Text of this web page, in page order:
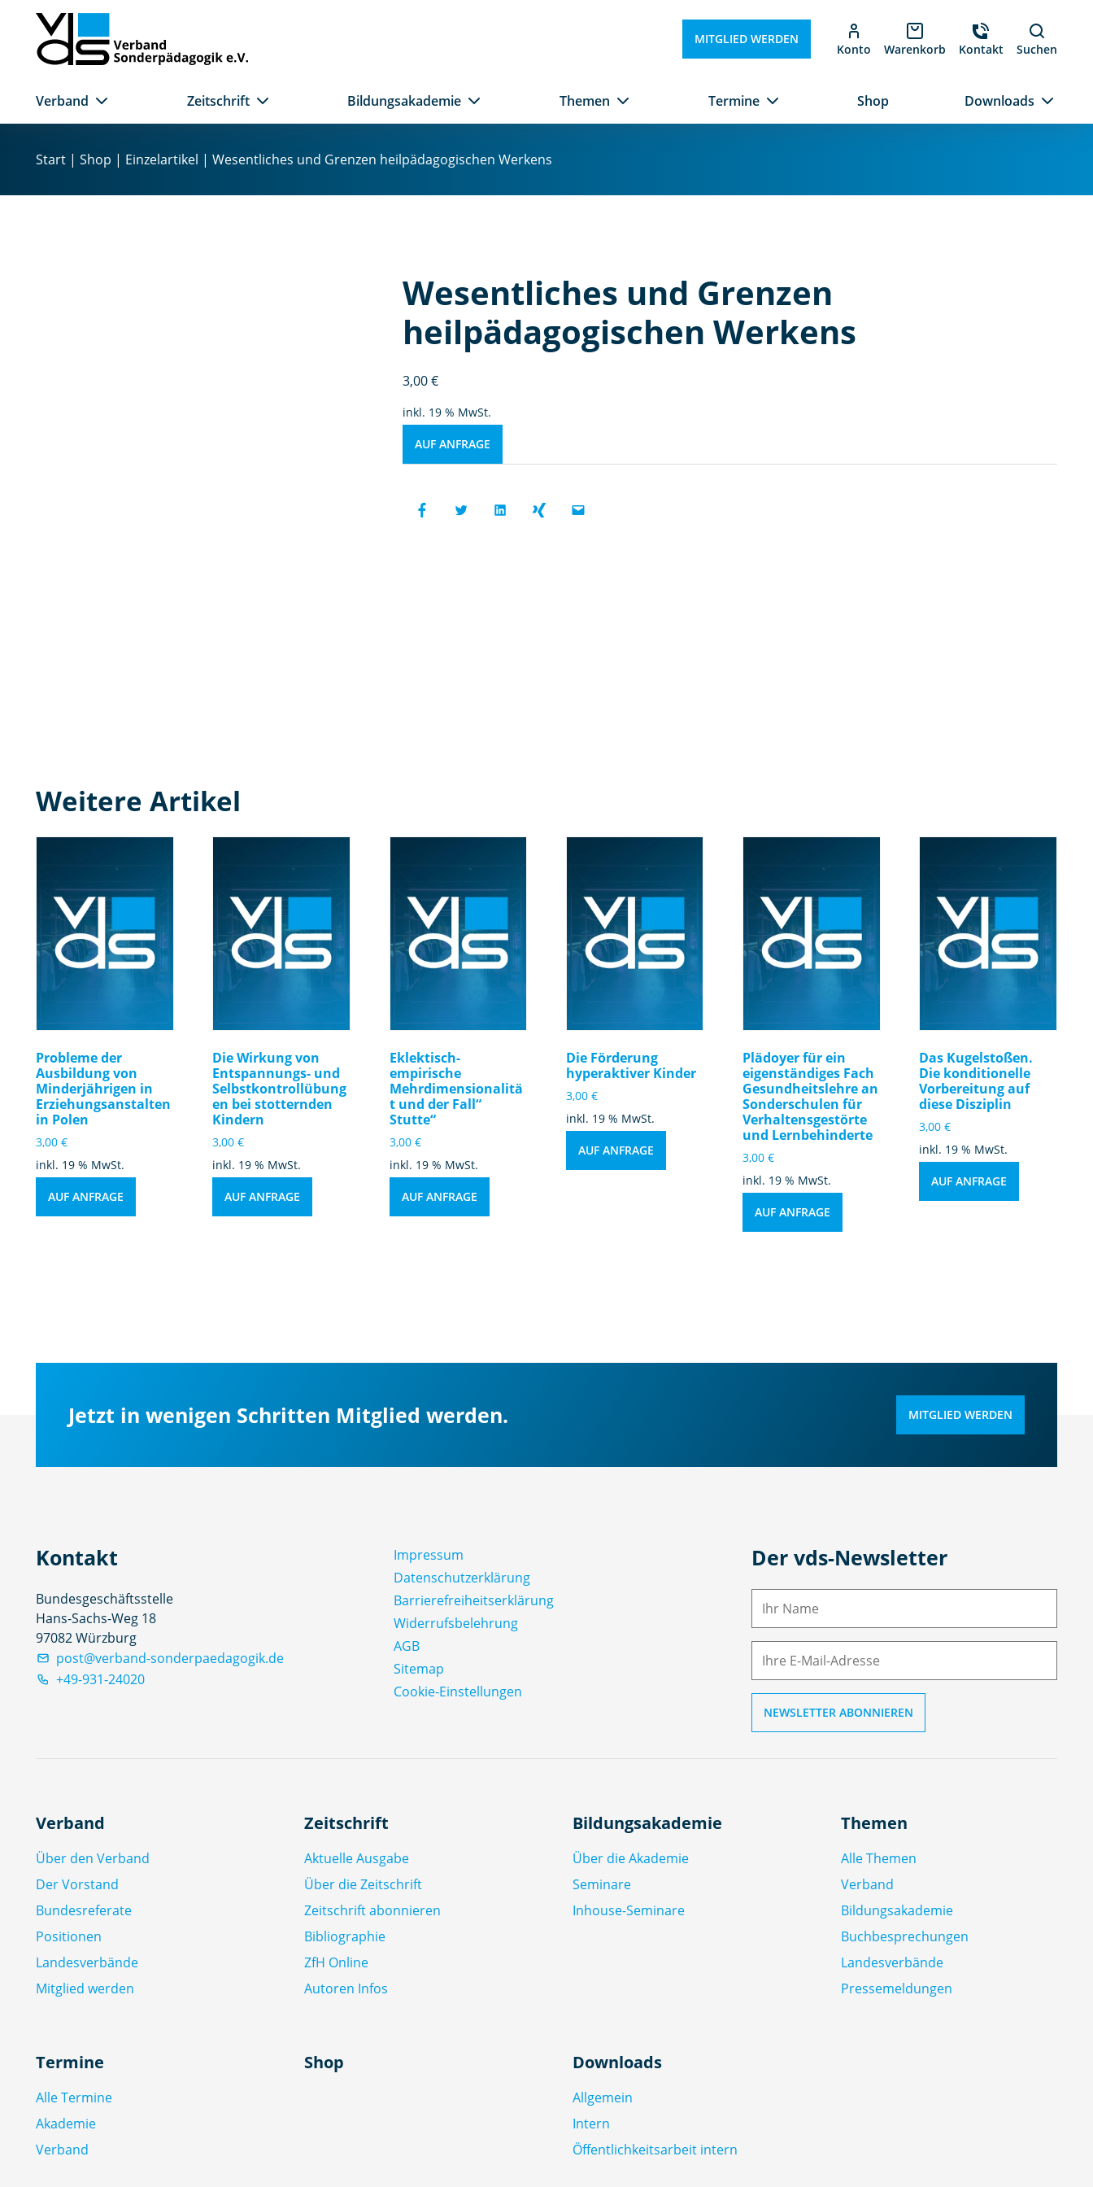
I
MITGLIED WERDEN
Konto Warenkorb Kontakt Suchen
Verband Zeitschrift Bildungsakademie Themen Termine Shop Downloads
Start | Shop | Einzelartikel | Wesentliches und Grenzen heilpädagogischen Werkens
Wesentliches und Grenzen
heilpädagogischen Werkens
3,00€
inkl. 19 % MwSt.
AUF ANFRAGE
Weitere Artikel
Probleme der
Ausbildung von
Minderjährigen in
Erziehungsanstalten
in Polen
3,00 €
inkl. 19 % MwSt.
AUF ANFRAGE
Die Wirkung von
Entspannungs- und
Selbstkontrollübung
en bei stotternden
Kindern
3,00€
inkl. 19 % MwSt.
AUF ANFRAGE
Eklektisch-
empirische
Mehrdimensionalitä
t und der Fall“
Stutte“
3,00 €
inkl. 19 % MwSt.
AUF ANFRAGE
Die Förderung
hyperaktiver Kinder
3,00 €
inkl. 19 % MwSt.
AUF ANFRAGE
Plädoyer für ein
eigenständiges Fach
Gesundheitslehre an
Sonderschulen für
Verhaltensgestörte
und Lernbehinderte
3,00€
inkl. 19 % MwSt.
AUF ANFRAGE
Das Kugelstoßen.
Die konditionelle
Vorbereitung auf
diese Disziplin
3,00€
inkl. 19 % MwSt.
AUF ANFRAGE
Jetzt in wenigen Schritten Mitglied werden. MITGLIED WERDEN
Kontakt
Bundesgeschäftsstelle
Hans-Sachs-Weg 18
97082 Würzburg
post@verband-sonderpaedagogik.de
+49-931-24020
Impressum
Datenschutz­erklärung
Barrierefreiheitserklärung
Widerrufsbelehrung
AGB
Sitemap
Cookie-Einstellungen
Der vds-Newsletter
N
M
Verband
Über den Verband
Der Vorstand
Bundesreferate
Positionen
Landesverbände
Mitglied werden
Zeitschrift
Aktuelle Ausgabe
Über die Zeitschrift
Zeitschrift abonnieren
Bibliographie
ZfH Online
Autoren Infos
Bildungsakademie
Über die Akademie
Seminare
Inhouse-Seminare
Themen
Alle Themen
Verband
Bildungsakademie
Buchbesprechungen
Landesverbände
Pressemeldungen
Termine
Alle Termine
Akademie
Verband
Shop Downloads
Allgemein
Intern
Öffentlichkeitsarbeit intern